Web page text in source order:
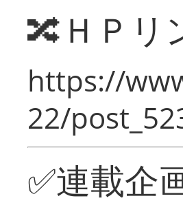
🔀ＨＰリ
https://
22/
✅連載企